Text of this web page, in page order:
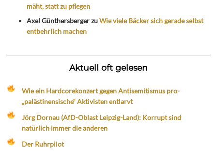
mäht, statt zu pflegen
Axel GünthersbergerzuWie viele Bäcker sich gerade selbst
entbehrlich machen
Aktuell oft gelesen
Wie ein Hardcorekonzert gegen Antisemitismus pro-
„palästinensische“ Aktivisten entlarvt
Jörg Dornau (AfD-Oblast Leipzig-Land): Korrupt sind
natürlich immer die anderen
Der Ruhrpilot